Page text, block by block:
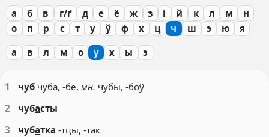
а б в г/ґ д е ё ж з і й к л м
н
о
п р с т у ў ф х ц ч ш э ю я
а в л м о у х ы э
1 чуб чуба, -бе,мн. чубы, -боў
2
чубасты
3
чубатка -тцы, -так